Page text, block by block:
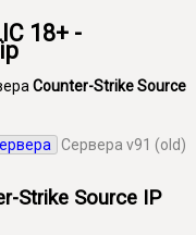
18+ -
Counter-Strike Source
Сервера v91 (old)
Strike Source IP